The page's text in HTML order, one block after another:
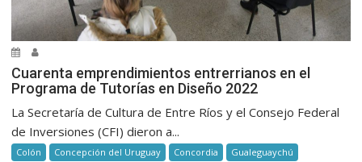
Cuarenta emprendimientos entrerrianos en el
Programa de Tutorías en Diseño 2022
La Secretaría de Cultura de Entre Ríos y el Consejo Federal
de Inversiones (CFI) dieron a...
Colón Concepción del Uruguay Concordia
Gualeguaychú